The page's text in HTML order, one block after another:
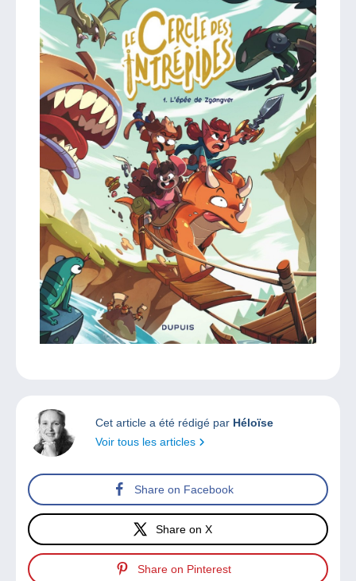
Cet article a été rédigé par Héloïse
Voir tous les articles
Share on Facebook
Share on X
Share on Pinterest